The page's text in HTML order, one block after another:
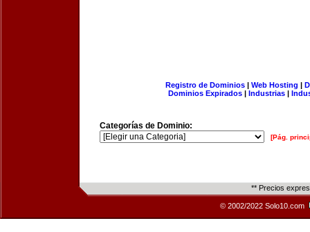
Registro de Dominios| Web Hosting |
Dominios Expirados | Industrias |
Categorías de Dominio:
[Pág.
** Precios
© 2002/2022 Solo10.com